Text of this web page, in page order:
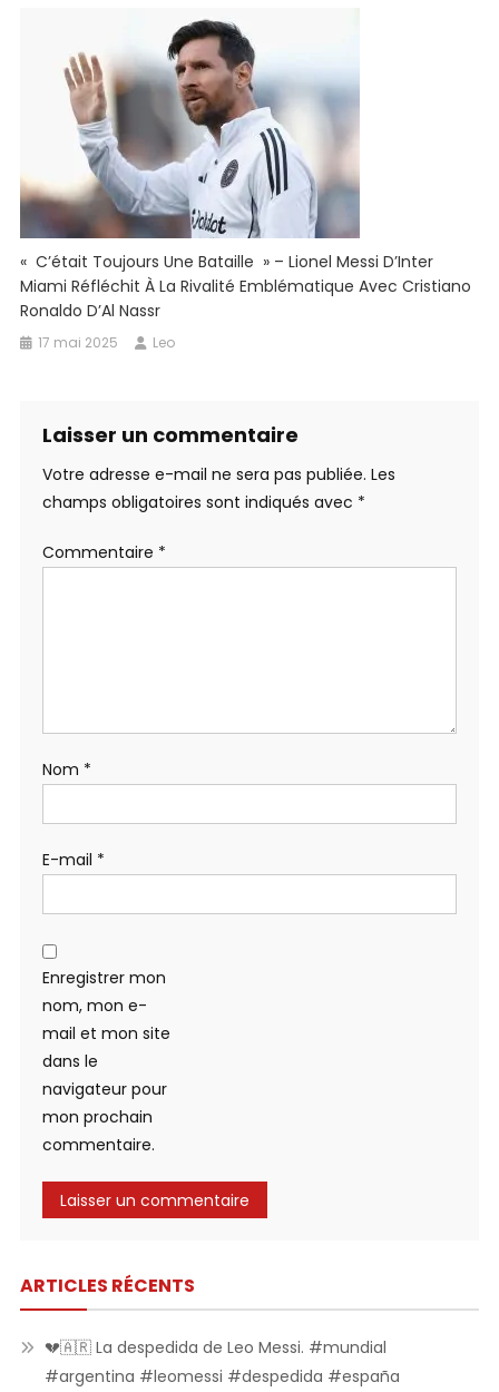
« C’était Toujours Une Bataille » – Lionel Messi D’Inter
Miami Réfléchit À La Rivalité Emblématique Avec Cristiano
Ronaldo D’Al Nassr
17 mai 2025 Leo
Laisser un commentaire
Votre adresse e-mail ne sera pas publiée. Les
champs obligatoires sont indiqués avec *
Commentaire *
Nom *
E-mail *
Enregistrer mon
nom, mon e-
mail et mon site
dans le
navigateur pour
mon prochain
commentaire.
ARTICLES RÉCENTS
💔🇦🇷 La despedida de Leo Messi. #mundial
#argentina #leomessi #despedida #españa